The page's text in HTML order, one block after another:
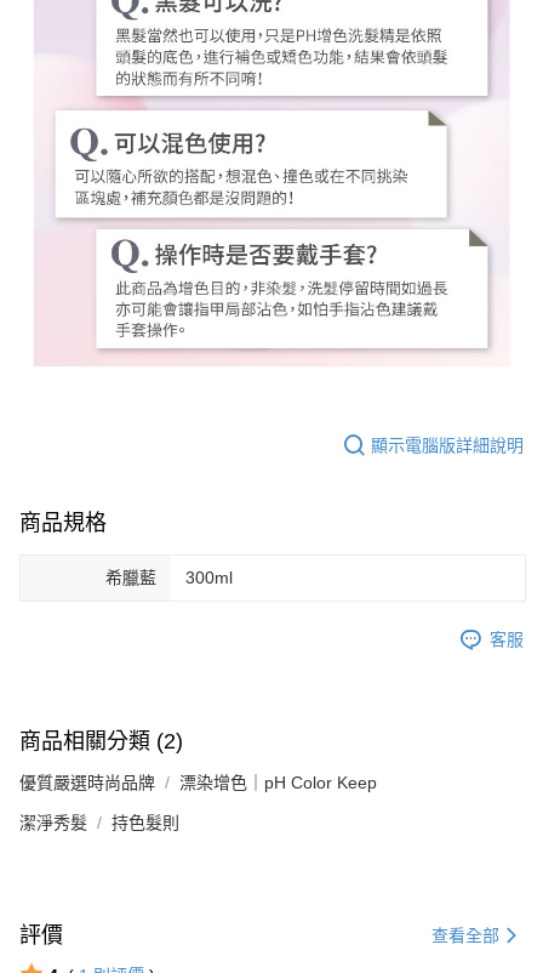
顯示電腦版詳細說明
商品規格
希臘藍 300ml
客服
商品相關分類 (2)
優質嚴選時尚品牌 漂染增色｜pH Color Keep
潔淨秀髮 持色髮則
評價 查看全部